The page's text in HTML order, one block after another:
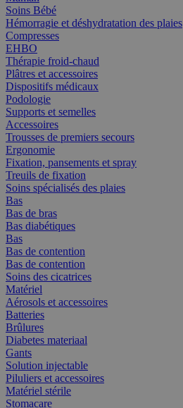
Soins Bébé
Hémorragie et déshydratation des plaies
Compresses
EHBO
Thérapie froid-chaud
Plâtres et accessoires
Dispositifs médicaux
Podologie
Supports et semelles
Accessoires
Trousses de premiers secours
Ergonomie
Fixation, pansements et spray
Treuils de fixation
Soins spécialisés des plaies
Bas
Bas de bras
Bas diabétiques
Bas
Bas de contention
Bas de contention
Soins des cicatrices
Matériel
Aérosols et accessoires
Batteries
Brûlures
Diabetes materiaal
Gants
Solution injectable
Piluliers et accessoires
Matériel stérile
Stomacare